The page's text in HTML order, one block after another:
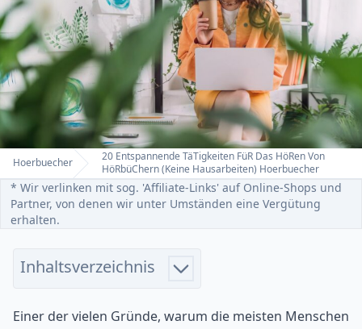
Home
Hoerbuecher
20 Entspannende TäTigkeiten FüR Das HöRen Von
HöRbüChern (Keine Hausarbeiten) Hoerbuecher
* Wir verlinken mit sog. 'Affiliate-Links' auf Online-Shops und
Partner, von denen wir unter Umständen eine Vergütung
erhalten.
Einer der vielen Gründe, warum die meisten Menschen
Inhaltsverzeichnis